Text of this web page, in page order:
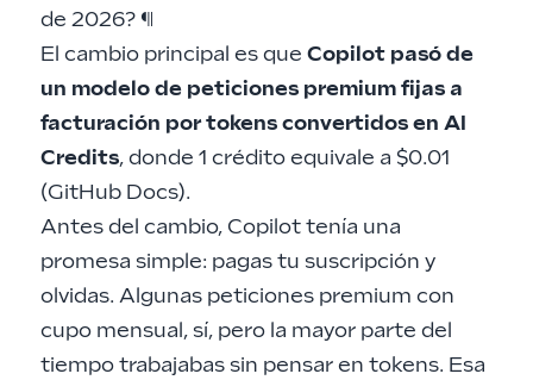
de 2026? ¶
El cambio principal es que Copilot pasó de
un modelo de peticiones premium fijas a
facturación por tokens convertidos en AI
Credits, donde 1 crédito equivale a $0.01
(GitHub Docs).
Antes del cambio, Copilot tenía una
promesa simple: pagas tu suscripción y
olvidas. Algunas peticiones premium con
cupo mensual, sí, pero la mayor parte del
tiempo trabajabas sin pensar en tokens. Esa